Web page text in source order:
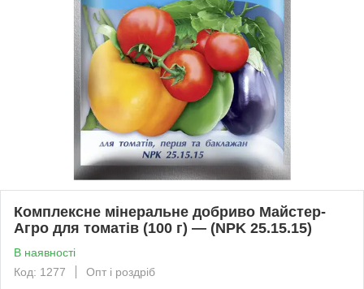
Комплексне мінеральне добриво Майстер-
Агро для томатів (100 г) — (NPK 25.15.15)
В наявності
Код: 1277
Опт і роздріб